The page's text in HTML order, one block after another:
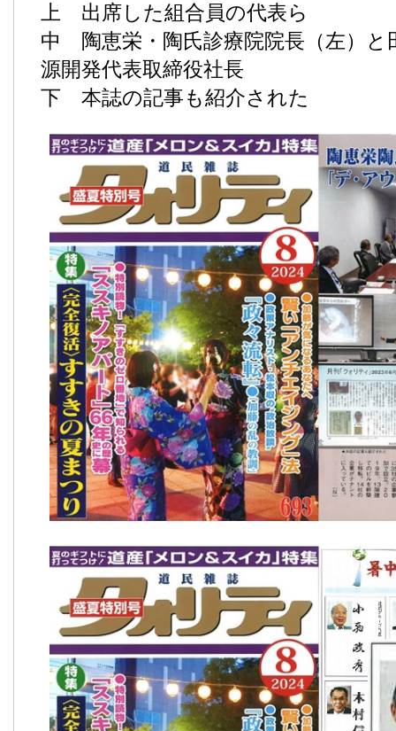
上 出席した組合員の代表ら
中 陶恵栄・陶氏診療院院長（左）と
源開発代表取締役社長
下 本誌の記事も紹介された